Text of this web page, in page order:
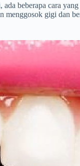
beberapa cara
menggosok gigi dan